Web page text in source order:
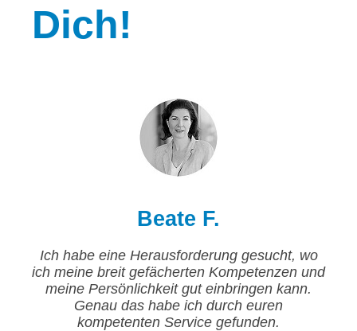
Dich!
Beate F.
Ich habe eine Herausforderung gesucht, wo
ich meine breit gefächerten Kompetenzen und
meine Persönlichkeit gut einbringen kann.
Genau das habe ich durch euren
kompetenten Service gefunden.